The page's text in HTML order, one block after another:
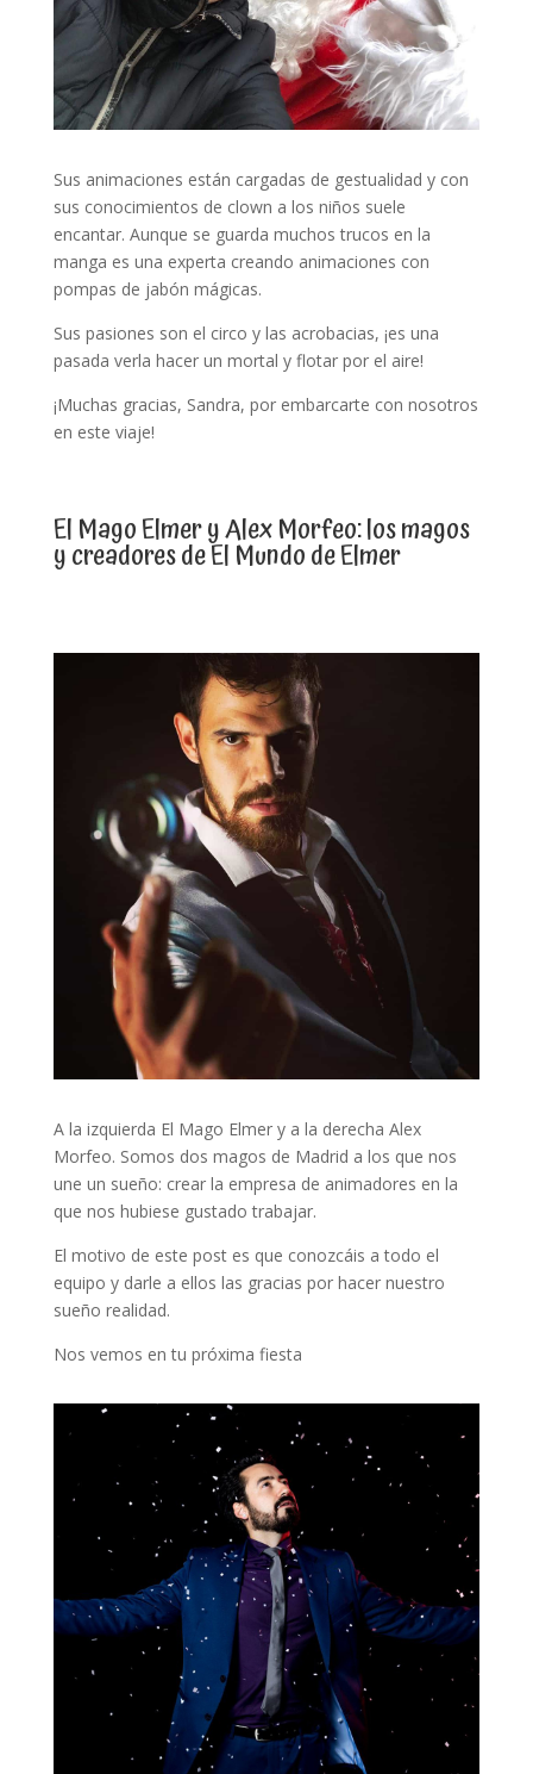
Sus animaciones están cargadas de gestualidad y con
sus conocimientos de clown a los niños suele
encantar. Aunque se guarda muchos trucos en la
manga es una experta creando animaciones con
pompas de jabón mágicas.
Sus pasiones son el circo y las acrobacias, ¡es una
pasada verla hacer un mortal y flotar por el aire!
¡Muchas gracias, Sandra, por embarcarte con nosotros
en este viaje!
El Mago Elmer y Alex Morfeo: los magos
y creadores de El Mundo de Elmer
A la izquierda El Mago Elmer y a la derecha Alex
Morfeo. Somos dos magos de Madrid a los que nos
une un sueño: crear la empresa de animadores en la
que nos hubiese gustado trabajar.
El motivo de este post es que conozcáis a todo el
equipo y darle a ellos las gracias por hacer nuestro
sueño realidad.
Nos vemos en tu próxima fiesta